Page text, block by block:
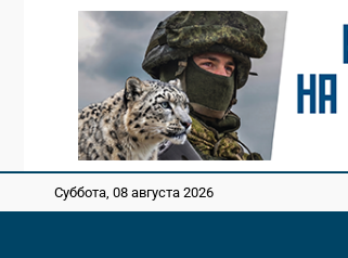
Суббота, 08 августа 2026